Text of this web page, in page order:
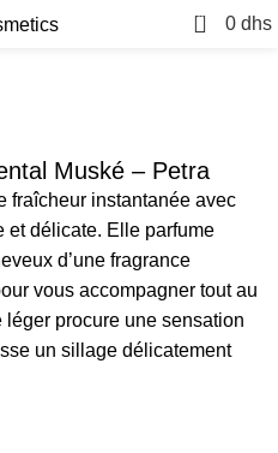
0 0 dhs
Muské – Petra
fraîcheur instantanée avec
et délicate. Elle parfume
d’une fragrance
vous accompagner tout au
procure une sensation
un sillage délicatement